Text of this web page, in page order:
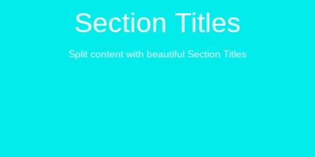
Section Titles
Split content with beautiful Section Titles